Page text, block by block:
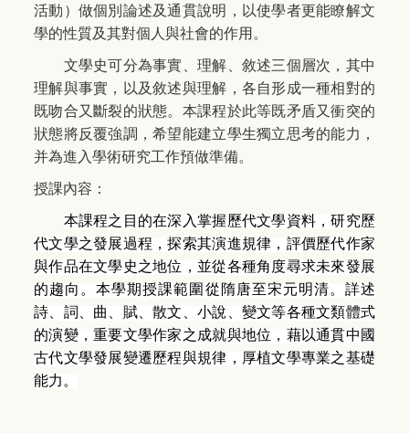
活動）做個別論述及通貫說明，以使學者更能瞭解文
學的性質及其對個人與社會的作用。
文學史可分為事實、理解、敘述三個層次，其中
理解與事實，以及敘述與理解，各自形成一種相對的
既吻合又斷裂的狀態。本課程於此等既矛盾又衝突的
狀態將反覆強調，希望能建立學生獨立思考的能力，
并為進入學術研究工作預做準備。
授課內容：
本課程之目的在深入掌握歷代文學資料，研究歷
代文學之發展過程，探索其演進規律，評價歷代作家
與作品在文學史之地位，並從各種角度尋求未來發展
的趨向。本學期授課範圍從隋唐至宋元明清。詳述
詩、詞、曲、賦、散文、小說、變文等各種文類體式
的演變，重要文學作家之成就與地位，藉以通貫中國
古代文學發展變遷歷程與規律，厚植文學專業之基礎
能力。